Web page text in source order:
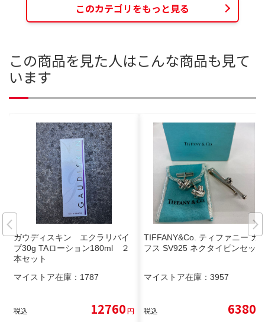
このカテゴリをもっと見る
この商品を見た人はこんな商品も見て
います
ガウディスキン エクラリバイ
ブ30g TAローション180ml ２
本セット
マイストア在庫： 1787
税込 12760円
TIFFANY&Co. ティファニー カ
フス SV925 ネクタイピンセット
マイストア在庫： 3957
税込 6380